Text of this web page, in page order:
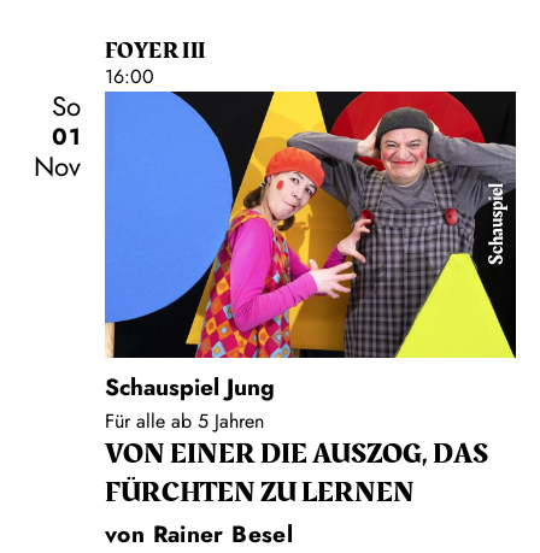
FOYER III
16:00
So
01
Nov
Schauspiel
Schauspiel Jung
Für alle ab 5 Jahren
VON EINER DIE AUSZOG, DAS
FÜRCHTEN ZU LERNEN
von Rainer Besel